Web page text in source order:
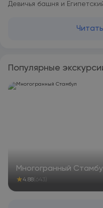
Девичья башня и
от таких
аэропорта или общим
бесплатному Wi-Fi на всей
всех номерах имеется
соответственно от таких
Галатская башня и
аэропорт Стамбул
Популярные
Многогранный
★4.88 (643)